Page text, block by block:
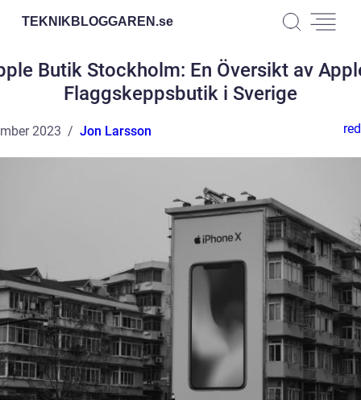
TEKNIKBLOGGAREN.se
Butik Stockholm: En Översikt av
Flaggskeppsbutik i Sverige
2023 Jon Larsson